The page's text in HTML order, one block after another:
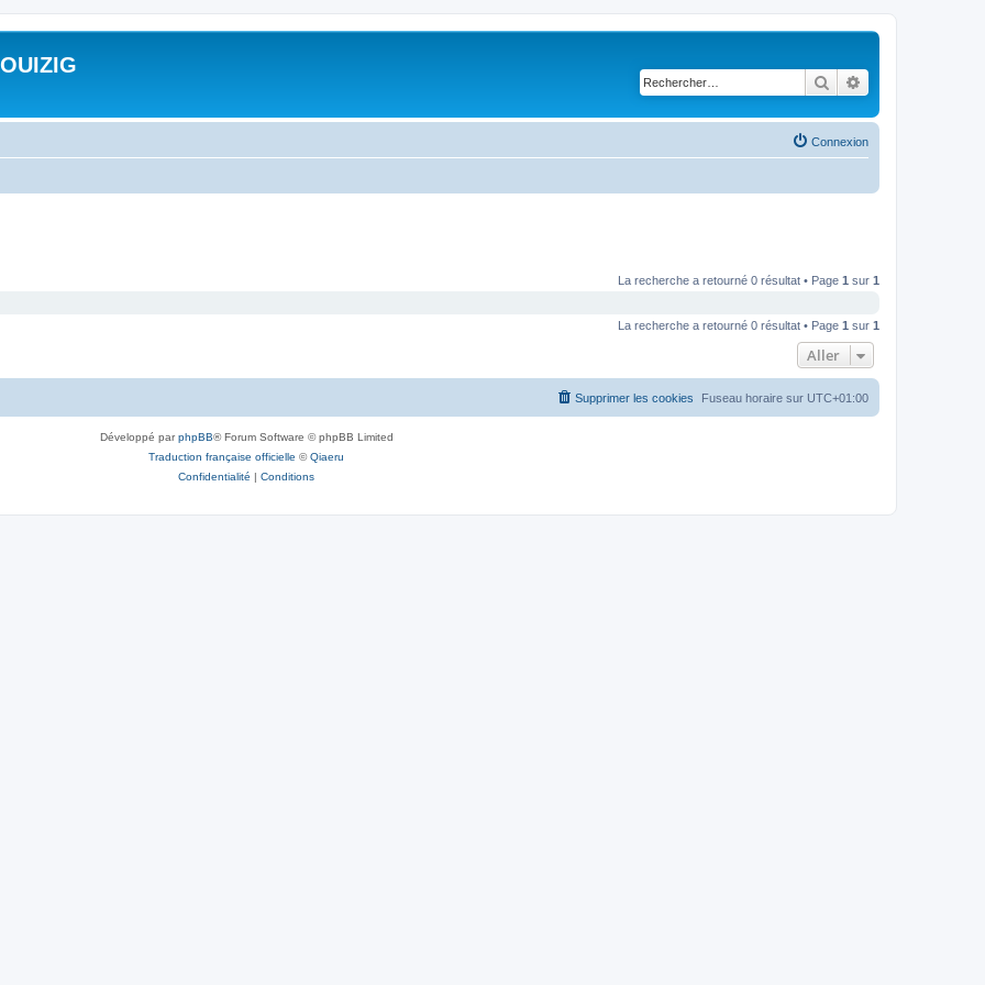
Rechercher
Connexion
La recherche a retourné 0 résultat • Page 1 sur 1
La recherche a retourné 0 résultat • Page 1 sur 1
Aller
Fuseau horaire sur UTC+01:00
Supprimer les cookies
Développé parphpBB® Forum Software © phpBB Limited
Traduction française officielle ©Qiaeru
Confidentialité | Conditions